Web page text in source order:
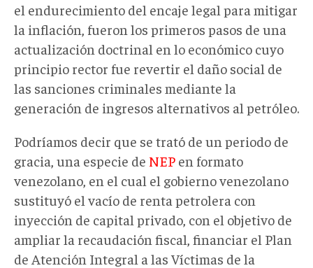
el endurecimiento del encaje legal para mitigar
la inflación, fueron los primeros pasos de una
actualización doctrinal en lo económico cuyo
principio rector fue revertir el daño social de
las sanciones criminales mediante la
generación de ingresos alternativos al petróleo.
Podríamos decir que se trató de un periodo de
gracia, una especie de NEP en formato
venezolano, en el cual el gobierno venezolano
sustituyó el vacío de renta petrolera con
inyección de capital privado, con el objetivo de
ampliar la recaudación fiscal, financiar el Plan
de Atención Integral a las Víctimas de la